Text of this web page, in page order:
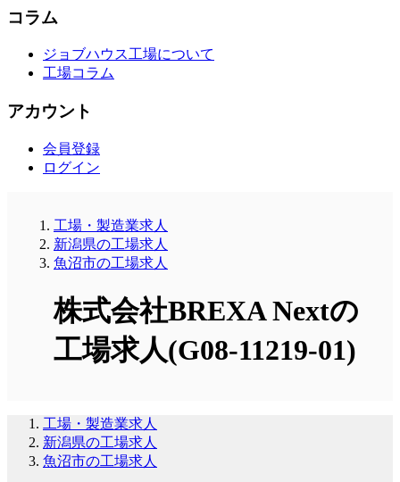
コラム
ジョブハウス工場について
工場コラム
アカウント
会員登録
ログイン
工場・製造業求人
新潟県の工場求人
魚沼市の工場求人
株式会社BREXA Nextの
工場求人(G08-11219-01)
工場・製造業求人
新潟県の工場求人
魚沼市の工場求人